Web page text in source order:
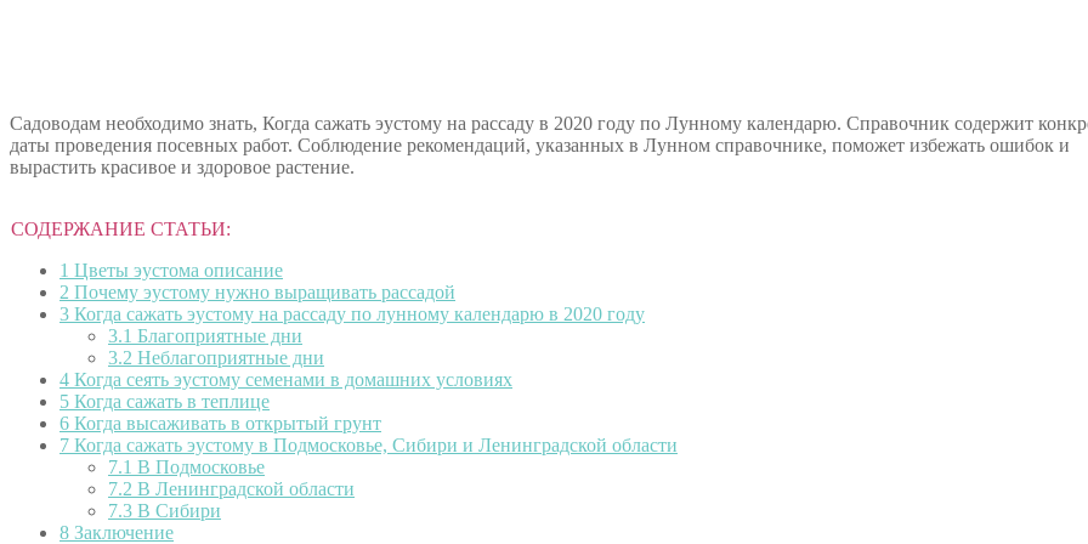
Садоводам необходимо знать, Когда сажать эустому на рассаду в 2020 году по Лунному календарю. Справочник содержит
даты проведения посевных работ. Соблюдение рекомендаций, указанных в Лунном справочнике, поможет избежать ошибок и
вырастить красивое и здоровое растение.
СОДЕРЖАНИЕ СТАТЬИ:
1 Цветы эустома описание
2 Почему эустому нужно выращивать рассадой
3 Когда сажать эустому на рассаду по лунному календарю в 2020 году
3.1 Благоприятные дни
3.2 Неблагоприятные дни
4 Когда сеять эустому семенами в домашних условиях
5 Когда сажать в теплице
6 Когда высаживать в открытый грунт
7 Когда сажать эустому в Подмосковье, Сибири и Ленинградской области
7.1 В Подмосковье
7.2 В Ленинградской области
7.3 В Сибири
8 Заключение